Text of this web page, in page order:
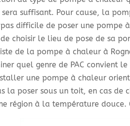
sera suffisant. Pour cause, la
pas difficile de poser une pompe
choisir le lieu de pose de sa
de la pompe à chaleur à
quel genre de PAC convient
une pompe à chaleur
la poser sous un toit, en cas de
région à la température douce.